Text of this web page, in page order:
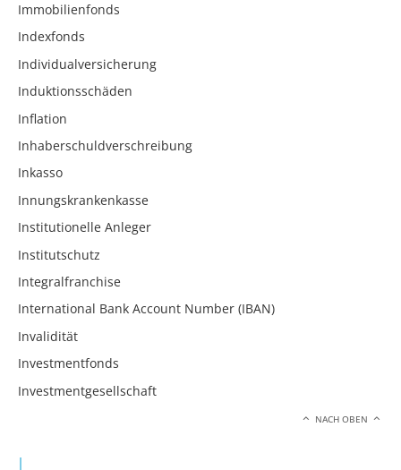
Immobilienfonds
Indexfonds
Individualversicherung
Induktionsschäden
Inflation
Inhaberschuldverschreibung
Inkasso
Innungskrankenkasse
Institutionelle Anleger
Institutschutz
Integralfranchise
International Bank Account Number (IBAN)
Invalidität
Investmentfonds
Investmentgesellschaft
NACH OBEN